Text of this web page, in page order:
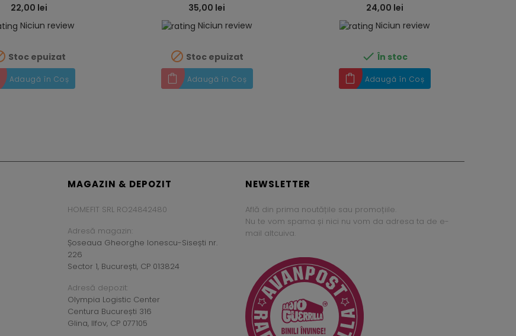
22,00 lei
Niciun review
Stoc epuizat
Adaugă în Coș
35,00 lei
Niciun review
 Stoc epuizat
Adaugă în Coș
24,00 lei
Niciun review
 În stoc
Adaugă în Coș
MAGAZIN & DEPOZIT
HOMEFIT SRL RO24842480
Adresă magazin:
Șoseaua Gheorghe Ionescu-Sisești nr.
226
Sector 1, București, CP 013824
Adresă depozit:
Olympia Logistic Center
Centura București 316
Glina, Ilfov, CP 077105
NEWSLETTER
Află din prima noutățile sau promoțiile.
Nu te vom spama și nici nu vom da adresa ta de e-
mail altcuiva.